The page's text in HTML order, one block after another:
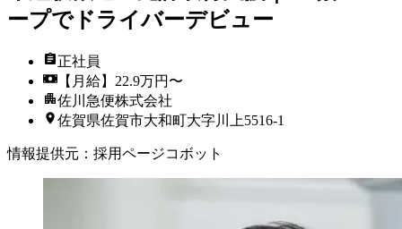
ープでドライバーデビュー
正社員
【月給】22.9万円〜
佐川急便株式会社
佐賀県佐賀市大和町大字川上5516-1
情報提供元 ： 採用ページコボット